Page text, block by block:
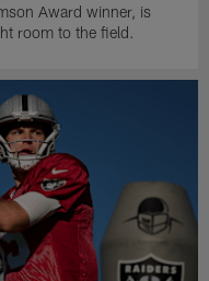
Award winner, is
room to the field.